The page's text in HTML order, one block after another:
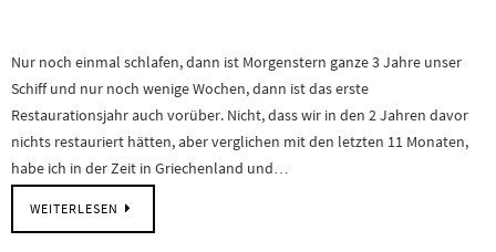
Nur noch einmal schlafen, dann ist Morgenstern ganze 3 Jahre unser
Schiff und nur noch wenige Wochen, dann ist das erste
Restaurationsjahr auch vorüber. Nicht, dass wir in den 2 Jahren davor
nichts restauriert hätten, aber verglichen mit den letzten 11 Monaten,
habe ich in der Zeit in Griechenland und…
WEITERLESEN